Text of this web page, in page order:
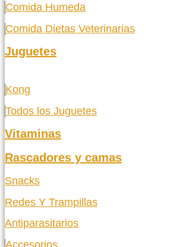
Comida Humeda
Comida Dietas Veterinarias
Juguetes
Kong
Todos los Juguetes
Vitaminas
Rascadores y camas
Snacks
Redes Y Trampillas
Antiparasitarios